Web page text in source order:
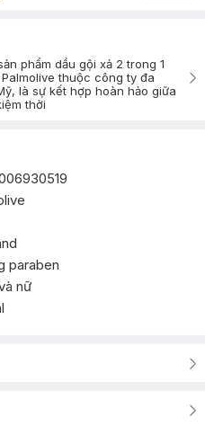
phẩm dầu gội xả 2 trong 1
thuộc công ty đa
là sự kết hợp hoàn hảo giữa
thời
paraben
nữ